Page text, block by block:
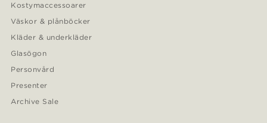
Kostymaccessoarer
Väskor & plånböcker
Kläder & underkläder
Glasögon
Personvård
Presenter
Archive Sale